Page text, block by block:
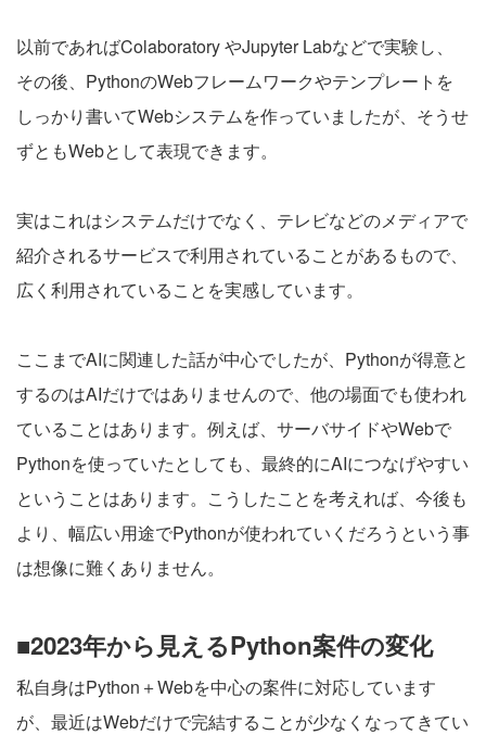
以前であればColaboratory やJupyter Labなどで実験し、
その後、PythonのWebフレームワークやテンプレートを
しっかり書いてWebシステムを作っていましたが、そうせ
ずともWebとして表現できます。
実はこれはシステムだけでなく、テレビなどのメディアで
紹介されるサービスで利用されていることがあるもので、
広く利用されていることを実感しています。
ここまでAIに関連した話が中心でしたが、Pythonが得意と
するのはAIだけではありませんので、他の場面でも使われ
ていることはあります。例えば、サーバサイドやWebで
Pythonを使っていたとしても、最終的にAIにつなげやすい
ということはあります。こうしたことを考えれば、今後も
より、幅広い用途でPythonが使われていくだろうという事
は想像に難くありません。
■2023年から見えるPython案件の変化
私自身はPython＋Webを中心の案件に対応しています
が、最近はWebだけで完結することが少なくなってきてい